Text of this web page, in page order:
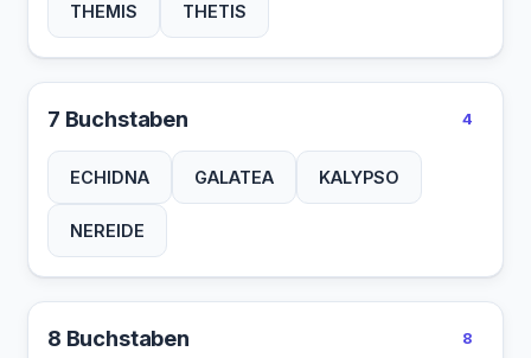
THEMIS THETIS
7 Buchstaben 4
ECHIDNA GALATEA KALYPSO
NEREIDE
8 Buchstaben 8